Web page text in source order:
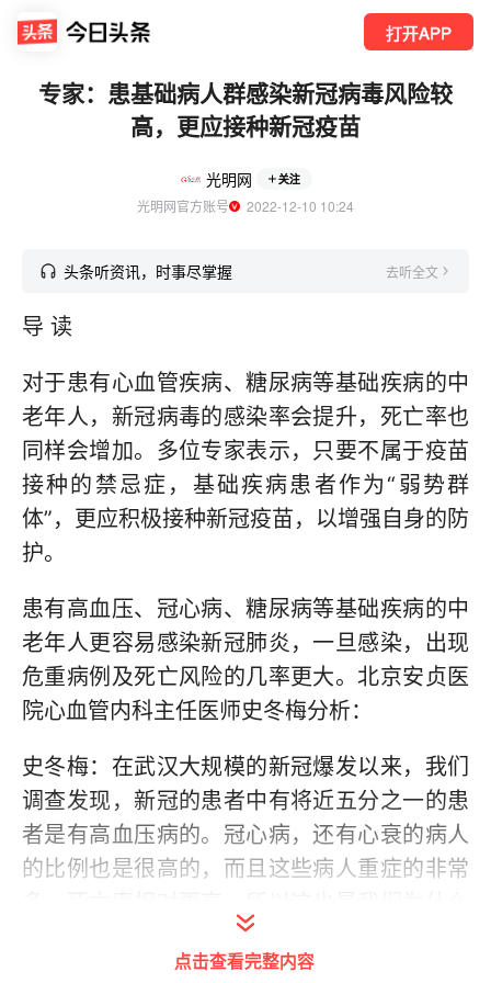
打开APP
专家：患基础病人群感染新冠病毒风险较
高，更应接种新冠疫苗
光明网 关注
光明网官方账号
  2022-12-10 10:24
头条听资讯，时事尽掌握 去听全文
导 读
对于患有心血管疾病、糖尿病等基础疾病的中
老年人，新冠病毒的感染率会提升，死亡率也
同样会增加。多位专家表示，只要不属于疫苗
接种的禁忌症，基础疾病患者作为“弱势群
体”，更应积极接种新冠疫苗，以增强自身的防
护。
患有高血压、冠心病、糖尿病等基础疾病的中
老年人更容易感染新冠肺炎，一旦感染，出现
危重病例及死亡风险的几率更大。北京安贞医
院心血管内科主任医师史冬梅分析：
史冬梅：在武汉大规模的新冠爆发以来，我们
调查发现，新冠的患者中有将近五分之一的患
者是有高血压病的。冠心病，还有心衰的病人
的比例也是很高的，而且这些病人重症的非常
反复地说，有心脑血管疾病的患者其实更需要
做保护。现在国内国际专家们共识认为，注射
点击查看完整内容